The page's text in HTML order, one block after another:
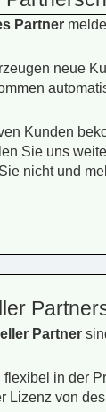
Partner
neue
Kunden
Sie uns
nicht und
Partner
flexibel in der
Lizenz von